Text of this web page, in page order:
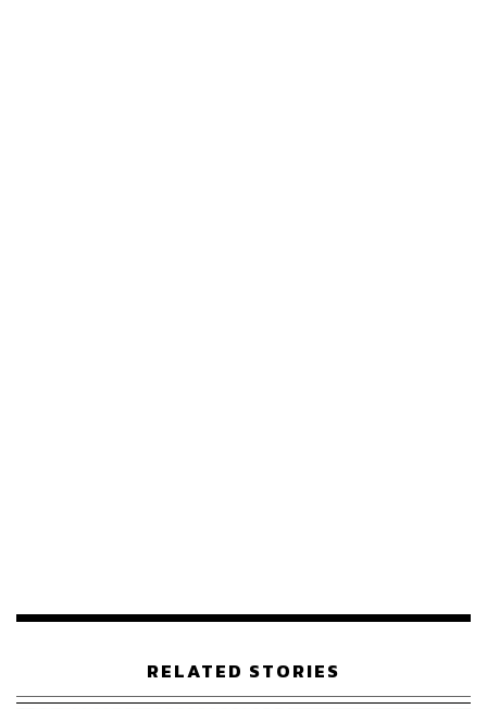
RELATED STORIES